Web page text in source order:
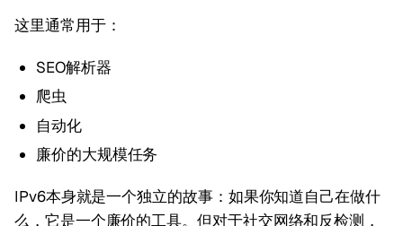
这里通常用于：
SEO解析器
爬虫
自动化
廉价的大规模任务
IPv6本身就是一个独立的故事：如果你知道自己在做什
么，它是一个廉价的工具。但对于社交网络和反检测，